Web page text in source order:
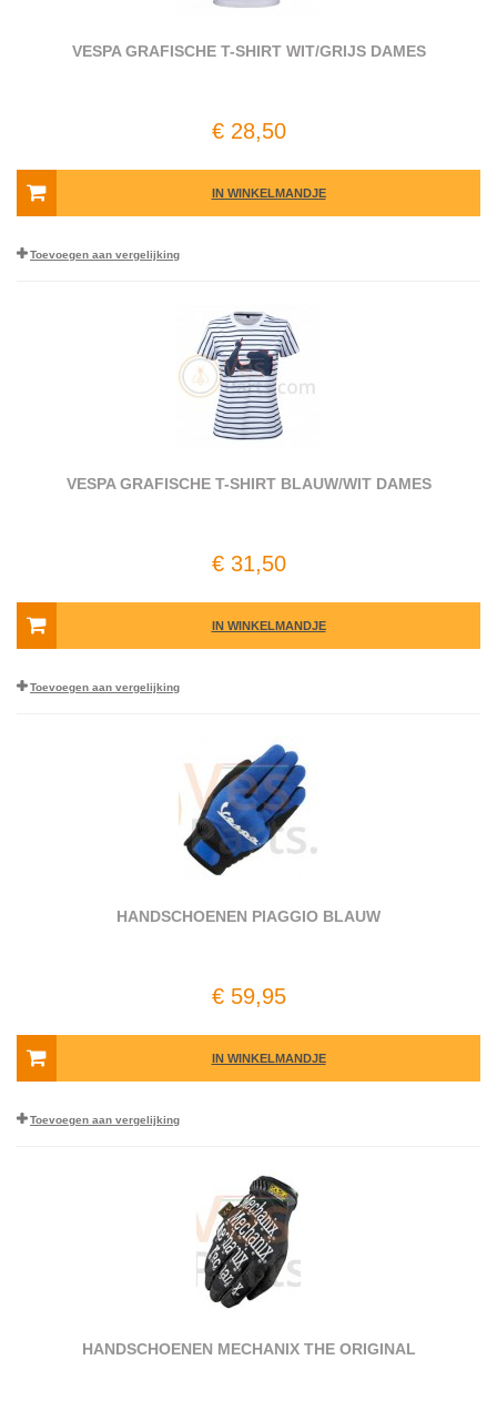
VESPA GRAFISCHE T-SHIRT WIT/GRIJS DAMES
€ 28,50
IN WINKELMANDJE
Toevoegen aan vergelijking
VESPA GRAFISCHE T-SHIRT BLAUW/WIT DAMES
€ 31,50
IN WINKELMANDJE
Toevoegen aan vergelijking
HANDSCHOENEN PIAGGIO BLAUW
€ 59,95
IN WINKELMANDJE
Toevoegen aan vergelijking
HANDSCHOENEN MECHANIX THE ORIGINAL